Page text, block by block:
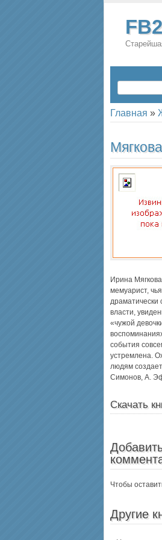
Главная »
Ирина
мемуарист,
драматически
власти,
«чужой
события
устремлена.
людям
Симонов, А.
Скачать
Чтобы
Другие